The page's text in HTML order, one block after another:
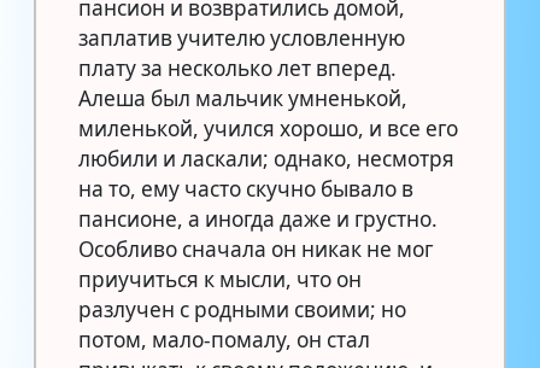
пансион и возвратились домой,
заплатив учителю условленную
плату за несколько лет вперед.
Алеша был мальчик умненькой,
миленькой, учился хорошо, и все его
любили и ласкали; однако, несмотря
на то, ему часто скучно бывало в
пансионе, а иногда даже и грустно.
Особливо сначала он никак не мог
приучиться к мысли, что он
разлучен с родными своими; но
потом, мало-помалу, он стал